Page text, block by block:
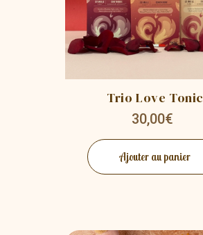
Trio Love Tonic
30,00€
Ajouter au panier